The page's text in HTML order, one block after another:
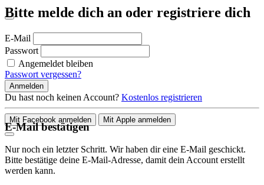
Bitte melde dich an oder registriere dich
E-Mail
Passwort
Angemeldet bleiben
Passwort vergessen?
Anmelden
Du hast noch keinen Account? Kostenlos registrieren
Mit Facebook anmelden Mit Apple anmelden
E-Mail bestätigen
Nur noch ein letzter Schritt. Wir haben dir eine E-Mail geschickt.
Bitte bestätige deine E-Mail-Adresse, damit dein Account erstellt
werden kann.